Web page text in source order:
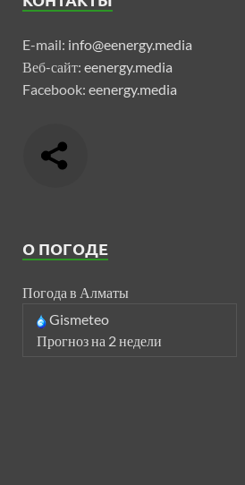
E-mail: info@eenergy.media
Веб-сайт: eenergy.media
Facebook: eenergy.media
О ПОГОДЕ
Погода в Алматы
Gismeteo
Прогноз на 2 недели